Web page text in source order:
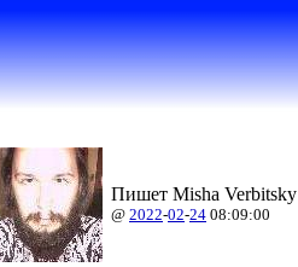
Пишет Misha
@ 2022-02-24 08:09:00